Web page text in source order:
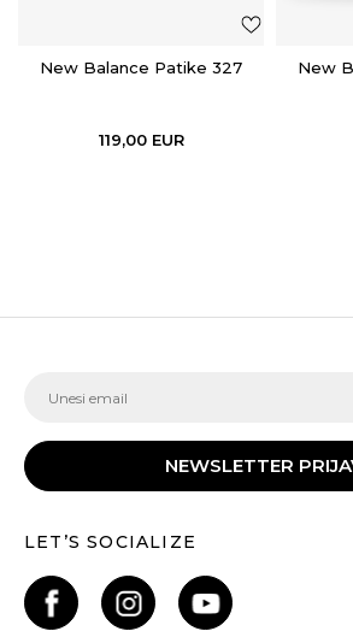
New Balance Patike 327
119,00 EUR
New
NEWSLETTER
LET’S SOCIALIZE